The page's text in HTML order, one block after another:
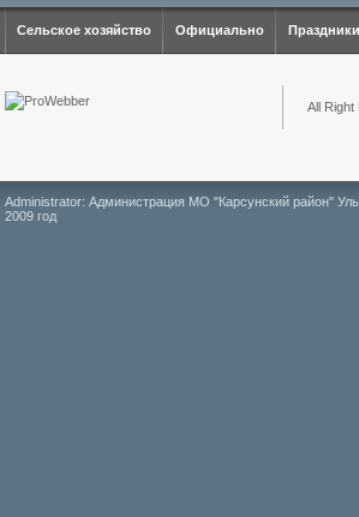
Сельское хозяйство Официально Праздники
All Right
Administrator: Администрация МО "Карсунский район"
2009 год